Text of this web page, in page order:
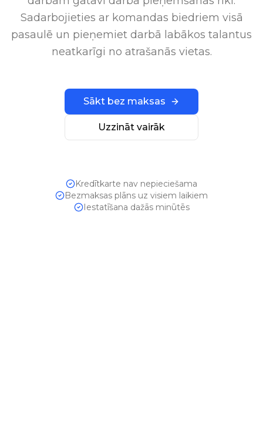
Sadarbojieties ar komandas biedriem visā
pasaulē un pieņemiet darbā labākos talantus
neatkarīgi no atrašanās vietas.
Sākt bez maksas
Uzzināt vairāk
Kredītkarte nav nepieciešama
Bezmaksas plāns uz visiem laikiem
Iestatīšana dažās minūtēs